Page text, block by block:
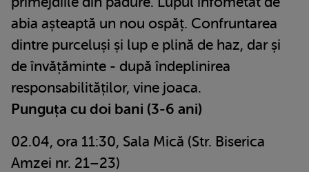
abia așteaptă un nou ospăț. Confruntarea
dintre purceluși și lup e plină de haz, dar și
de învățăminte - după îndeplinirea
responsabilităților, vine joaca.
Punguța cu doi bani (3-6 ani)
02.04, ora 11:30, Sala Mică (Str. Biserica
Amzei nr. 21–23)